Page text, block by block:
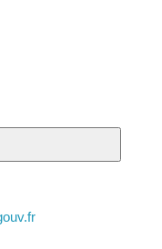
par l'un des
d'attestation de